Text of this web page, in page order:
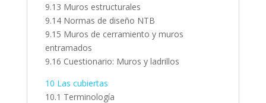
9.13 Muros estructurales
9.14 Normas de diseño NTB
9.15 Muros de cerramiento y muros
entramados
9.16 Cuestionario: Muros y ladrillos
10 Las cubiertas
10.1 Terminología